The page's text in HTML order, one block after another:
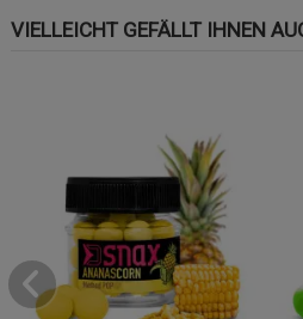
VIELLEICHT GEFÄLLT IHNEN